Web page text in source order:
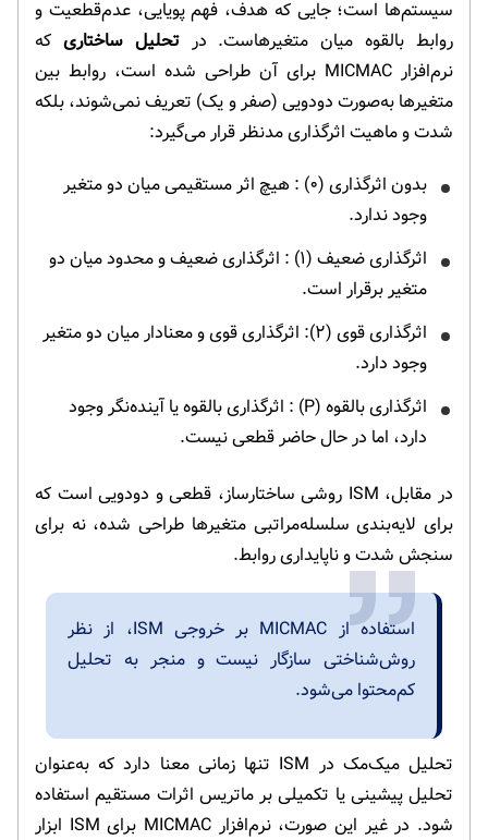
سیستم‌ها است؛ جایی که هدف، فهم پویایی، عدم‌قطعیت و
روابط بالقوه میان متغیرهاست. درتحلیل ساختاری که
نرم‌افزار MICMAC برای آن طراحی شده است، روابط بین
متغیرها به‌صورت دودویی (صفر و یک) تعریف نمی‌شوند، بلکه
شدت و ماهیت اثرگذاری مدنظر قرار می‌گیرد:
بدون اثرگذاری (۰) : هیچ اثر مستقیمی میان دو متغیر
وجود ندارد.
اثرگذاری ضعیف (۱) : اثرگذاری ضعیف و محدود میان دو
متغیر برقرار است.
اثرگذاری قوی (۲): اثرگذاری قوی و معنادار میان دو متغیر
وجود دارد.
اثرگذاری بالقوه (P) : اثرگذاری بالقوه یا آینده‌نگر وجود
دارد، اما در حال حاضر قطعی نیست.
در مقابل، ISM روشی ساختارساز، قطعی و دودویی است که
برای لایه‌بندی سلسله‌مراتبی متغیرها طراحی شده، نه برای
سنجش شدت و ناپایداری روابط.
استفاده از MICMAC بر خروجی ISM، از نظر
روش‌شناختی سازگار نیست و منجر به تحلیل
کم‌محتوا می‌شود.
تحلیل میک‌مک در ISM تنها زمانی معنا دارد که به‌عنوان
تحلیل پیشینی یا تکمیلی بر ماتریس اثرات مستقیم استفاده
شود. در غیر این صورت، نرم‌افزار MICMAC برای ISM ابزار